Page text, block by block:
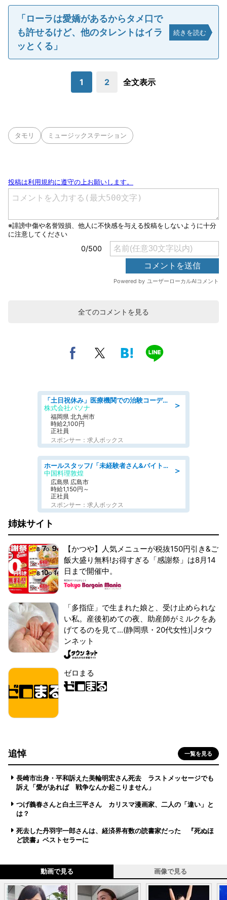
「ローラは愛嬌があるからタメ口で
も許せるけど、他のタレントはイラ
ッとくる」
続きを読む
1 2 全文表示
タモリ ミュージックステーション
全てのコメントを見る
＞
「土日祝休み」医療機関での治験コーディネーターのお仕事/看護師
株式会社パソナ
福岡県 北九州市
時給2,100円
正社員
スポンサー：求人ボックス
＞
ホールスタッフ/「未経験者さん&バイトデビューも大歓迎」残業ほぼなし×1日3時間〜勤務OK!フォロー体制も充実/広島県/広島市南区
中国料理敦煌
広島県 広島市
時給1,150円～
正社員
スポンサー：求人ボックス
姉妹サイト
【かつや】人気メニューが税抜150円引き&ご
飯大盛り無料!お得すぎる「感謝祭」は8月14
日まで開催中。
「多指症」で生まれた娘と、受け止められな
い私。産後初めての夜、助産師がミルクをあ
げてるのを見て...(静岡県・20代女性)|Jタウ
ンネット
ゼロまる
追悼 一覧を見る
長崎市出身・平和訴えた美輪明宏さん死去 ラストメッセージでも
訴え「愛があれば 戦争なんか起こりません」
つげ義春さんと白土三平さん カリスマ漫画家、二人の「違い」と
は？
死去した丹羽宇一郎さんは、経済界有数の読書家だった 『死ぬほ
ど読書』ベストセラーに
動画で見る 画像で見る